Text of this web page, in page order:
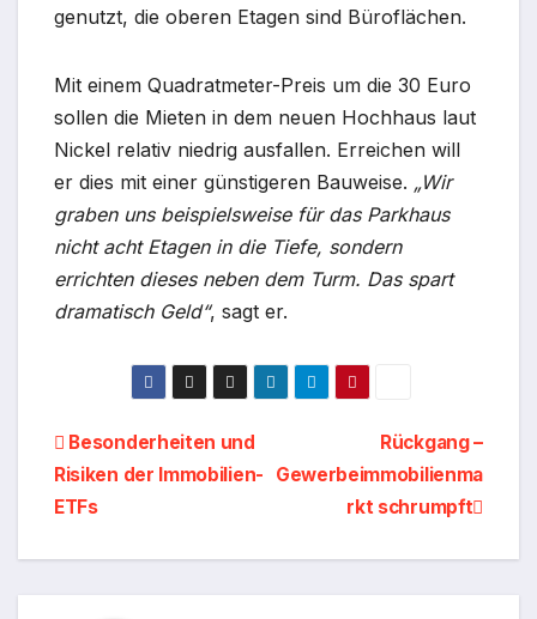
genutzt, die oberen Etagen sind Büroflächen.
Mit einem Quadratmeter-Preis um die 30 Euro
sollen die Mieten in dem neuen Hochhaus laut
Nickel relativ niedrig ausfallen. Erreichen will
er dies mit einer günstigeren Bauweise. „Wir
graben uns beispielsweise für das Parkhaus
nicht acht Etagen in die Tiefe, sondern
errichten dieses neben dem Turm. Das spart
dramatisch Geld“, sagt er.
BeitragsnavigationRückgang –
Gewerbeimmobilienma
rkt schrumpft
Besonderheiten und
Risiken der Immobilien-
ETFs